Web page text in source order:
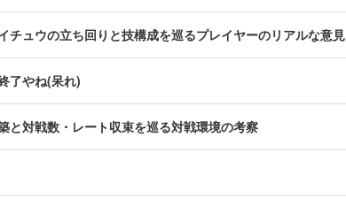
チュウの立ち回りと技構成を巡るプレイヤーのリアルな意見
了やね(呆れ)
と対戦数・レート収束を巡る対戦環境の考察